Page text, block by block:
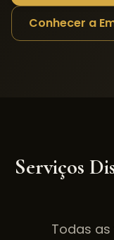
Conhecer a
Serviços
Todas